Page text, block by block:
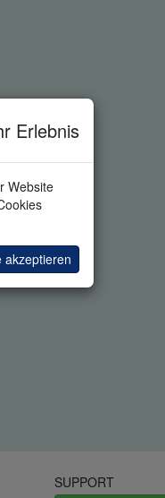
Erlebnis
Website
akzeptieren
SUPPORT